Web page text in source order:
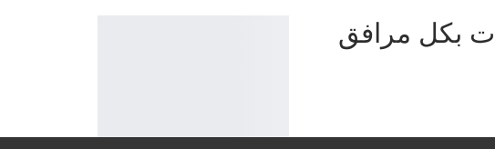
بكل مرافق